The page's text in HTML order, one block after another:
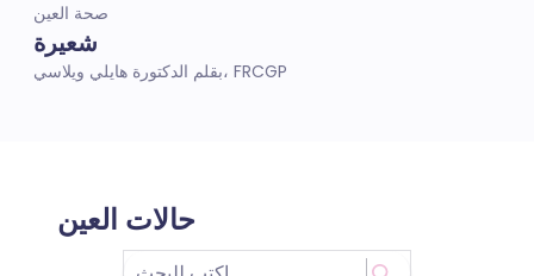
صحة العين
شعيرة
بقلم الدكتورة هايلي ويلاسي، FRCGP
حالات العين